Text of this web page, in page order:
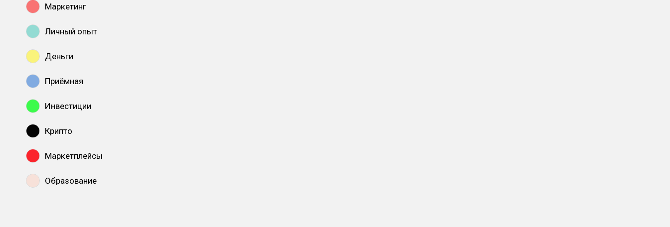
Маркетинг
Личный опыт
Деньги
Приёмная
Инвестиции
Крипто
Маркетплейсы
Образование